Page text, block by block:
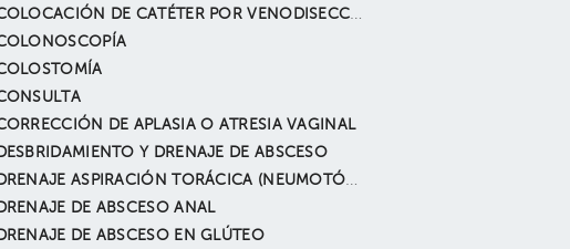
COLOCACIÓN DE CATÉTER POR VENODISECCIÓN.
DE APLASIA O ATRESIA VAGINAL
DESBRIDAMIENTO Y DRENAJE DE ABSCESO
DRENAJE ASPIRACIÓN TORÁCICA (NEUMOTÓRAX, HEMOTÓRAX, DERRAME PLEURAL, ETC.)
DRENAJE DE ABSCESO ANAL
DRENAJE DE ABSCESO EN GLÚTEO